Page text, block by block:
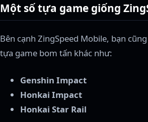
Một số tựa game giống
Bên cạnh ZingSpeed Mobile, bạn
tựa game bom tấn khác như:
Genshin Impact
Honkai Impact
Honkai Star Rail